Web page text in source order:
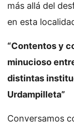
más allá del
en esta
“Contentos y
minucioso
distintas
Urdampilleta”
Conversamos